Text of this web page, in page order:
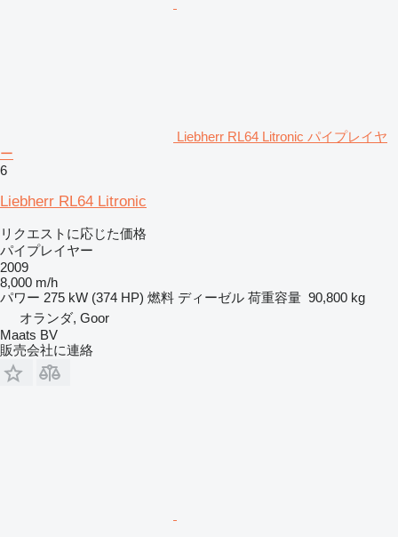
Liebherr RL64 Litronic パイプレイヤ
ー
6
Liebherr RL64 Litronic
リクエストに応じた価格
パイプレイヤー
2009
8,000 m/h
パワー 275 kW (374 HP) 燃料 ディーゼル 荷重容量 90,800 kg
オランダ, Goor
Maats BV
販売会社に連絡